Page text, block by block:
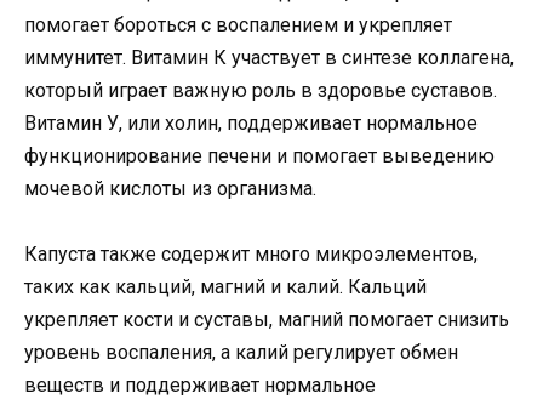
помогает бороться с воспалением и укрепляет
иммунитет. Витамин К участвует в синтезе коллагена,
который играет важную роль в здоровье суставов.
Витамин У, или холин, поддерживает нормальное
функционирование печени и помогает выведению
мочевой кислоты из организма.
Капуста также содержит много микроэлементов,
таких как кальций, магний и калий. Кальций
укрепляет кости и суставы, магний помогает снизить
уровень воспаления, а калий регулирует обмен
веществ и поддерживает нормальное